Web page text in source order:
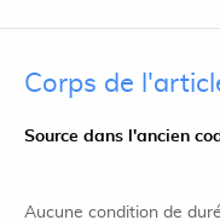
Corps de
Source dans l'ancien
Aucune condition de